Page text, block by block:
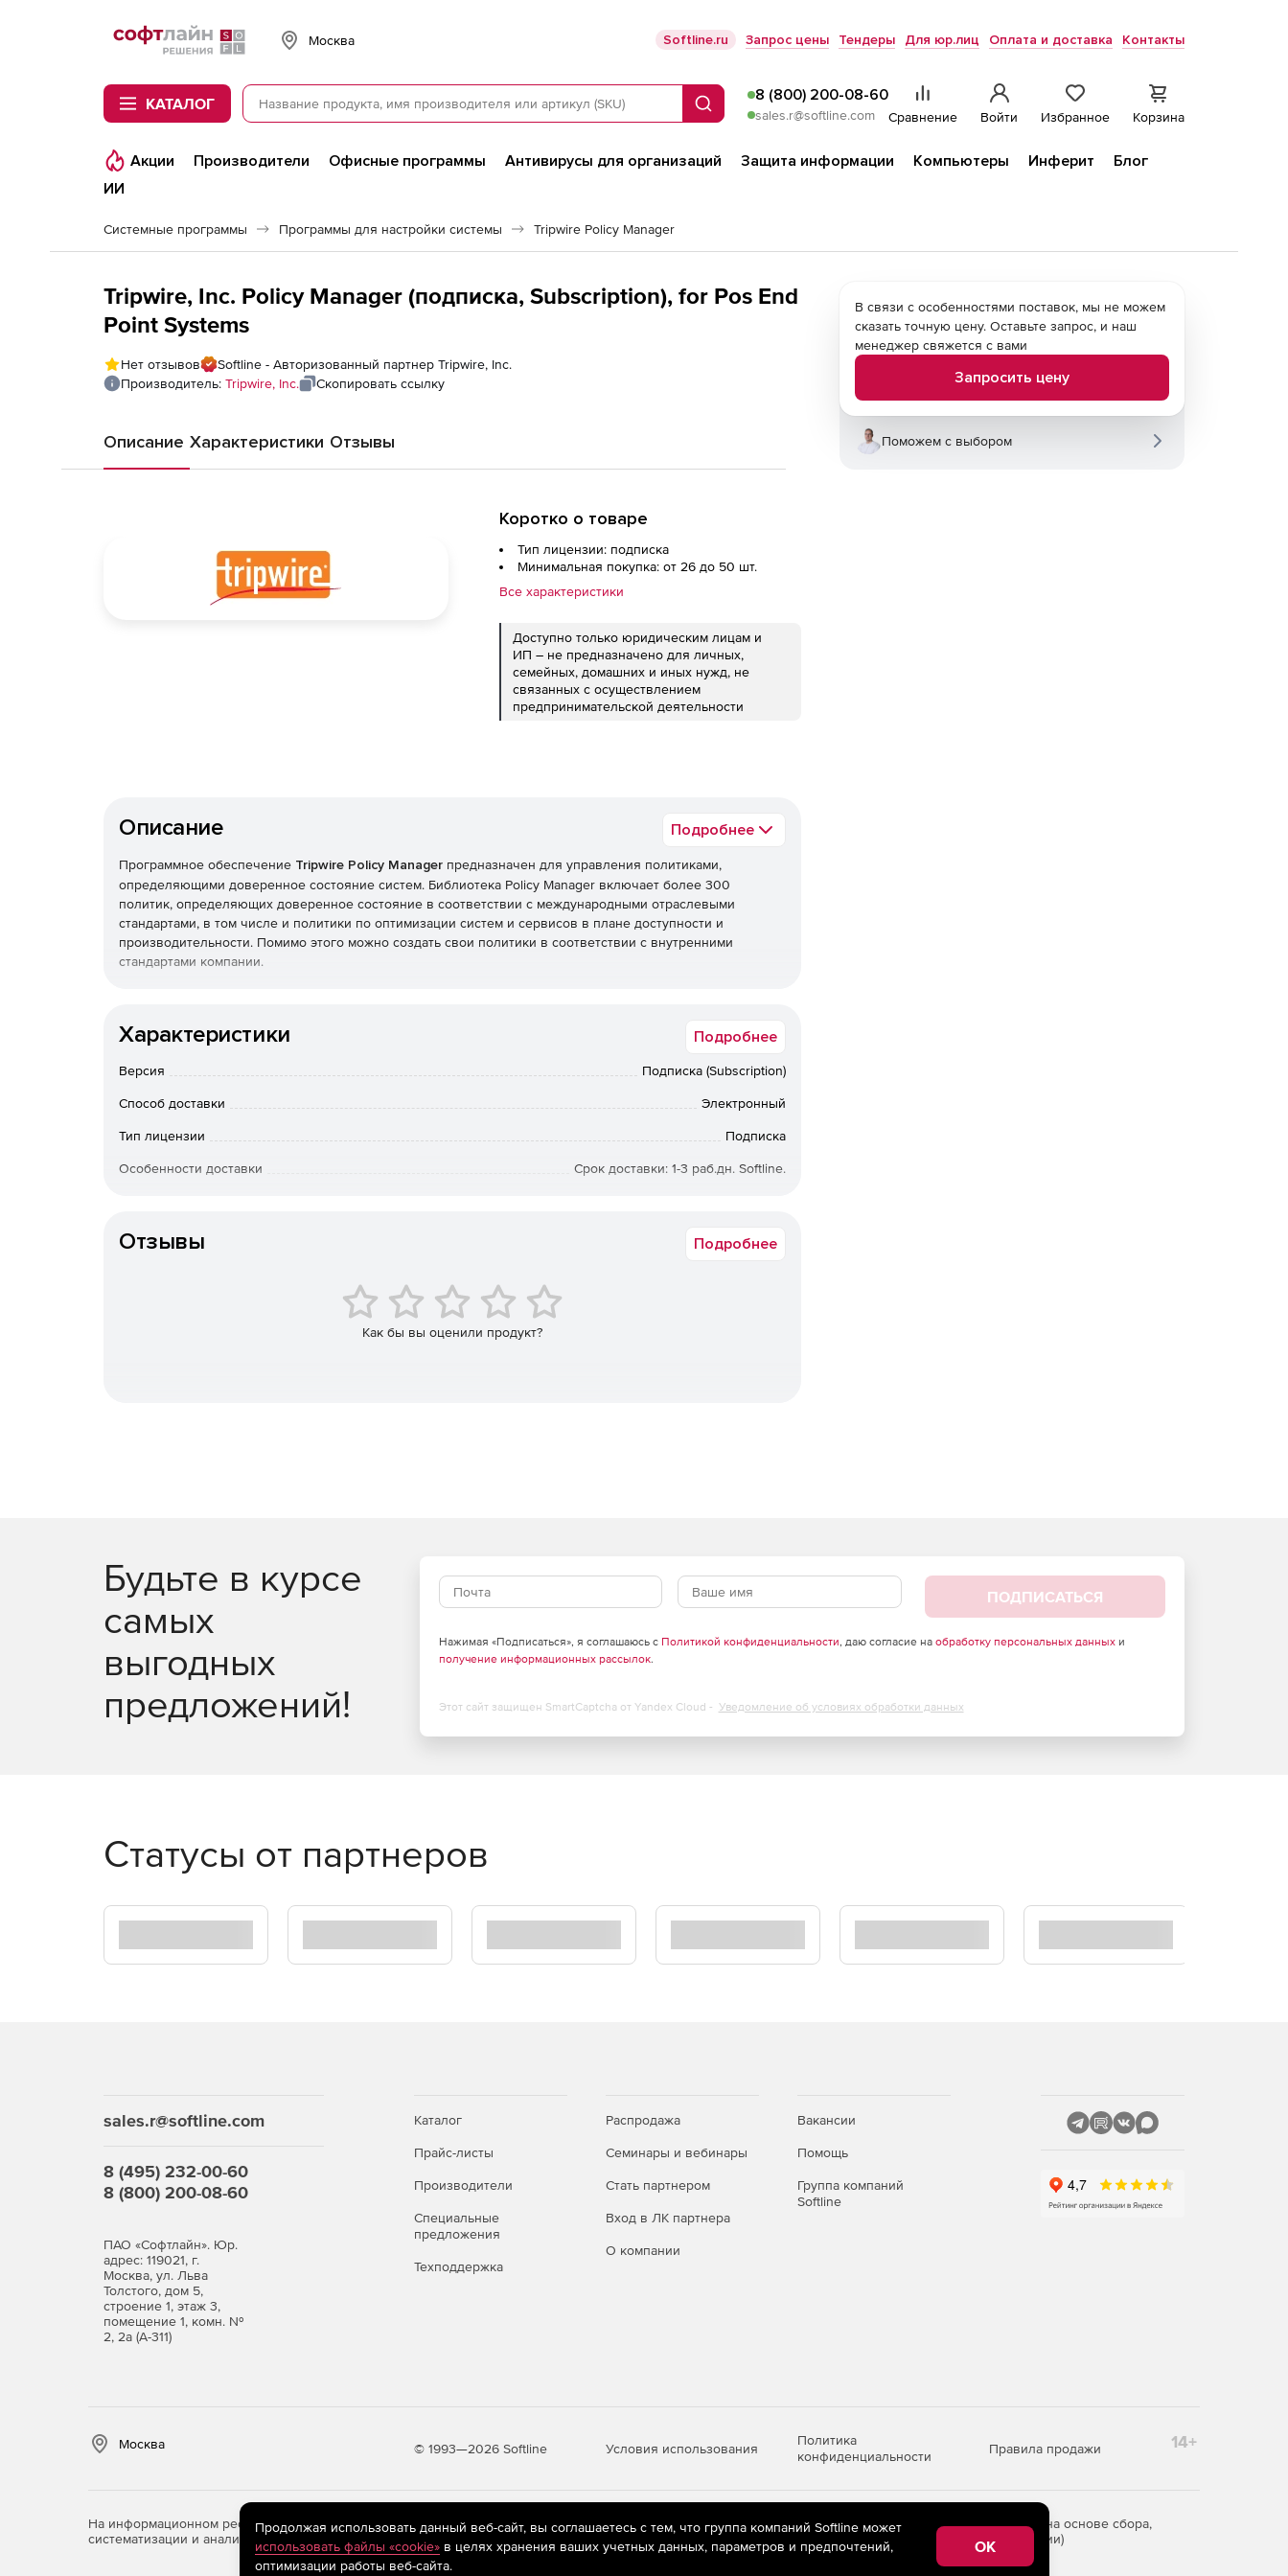
Softline
Москва Softline.ru Запрос цены Тендеры Для юр.лиц Оплата и доставка Контакты
КАТАЛОГ Поиск
8 (800) 200-08-60
sales.r@softline.com Сравнение Войти Избранное Корзина
Акции Производители Офисные программы Антивирусы для организаций Защита информации Компьютеры Инферит
Блог
ИИ
Системные программы Программы для настройки системы Tripwire Policy Manager
Tripwire, Inc. Policy Manager (подписка, Subscription), for Pos End
Point Systems
Нет отзывов
Softline - Авторизованный партнер Tripwire, Inc.
Производитель: Tripwire, Inc. Скопировать ссылку
Описание Характеристики Отзывы
Коротко о товаре
Тип лицензии: подписка
Минимальная покупка: от 26 до 50 шт.
Все характеристики
Доступно только юридическим лицам и
ИП – не предназначено для личных,
семейных, домашних и иных нужд, не
связанных с осуществлением
предпринимательской деятельности
Описание Подробнее
Программное обеспечение Tripwire Policy Manager предназначен для управления политиками,
определяющими доверенное состояние систем. Библиотека Policy Manager включает более 300
политик, определяющих доверенное состояние в соответствии с международными отраслевыми
стандартами, в том числе и политики по оптимизации систем и сервисов в плане доступности и
производительности. Помимо этого можно создать свои политики в соответствии с внутренними
стандартами компании.
Характеристики Подробнее
Версия Подписка (Subscription)
Способ доставки Электронный
Тип лицензии Подписка
Особенности доставки Срок доставки: 1-3 раб.дн. Softline.
Отзывы Подробнее
Как бы вы оценили продукт?
В связи с особенностями поставок, мы не можем
сказать точную цену. Оставьте запрос, и наш
менеджер свяжется с вами
Запросить цену
Поможем с выбором
Будьте в курсе
самых
выгодных
предложений!
ПОДПИСАТЬСЯ
Нажимая «Подписаться», я соглашаюсь с Политикой конфиденциальности, даю согласие на обработку персональных данныхи
получение информационных рассылок.
Этот сайт защищен SmartCaptcha от Yandex Cloud - Уведомление об условиях обработки данных
Статусы от партнеров
sales.r@softline.com
8 (495) 232-00-60
8 (800) 200-08-60
ПАО «Софтлайн». Юр.
адрес: 119021, г.
Москва, ул. Льва
Толстого, дом 5,
строение 1, этаж 3,
помещение 1, комн. №
2, 2а (А-311)
Каталог
Прайс-листы
Производители
Специальные
предложения
Техподдержка
Распродажа
Семинары и вебинары
Стать партнером
Вход в ЛК партнера
О компании
Вакансии
Помощь
Группа компаний
Softline
Москва © 1993—2026 Softline Условия использования
Политика
конфиденциальности
Правила продажи 14+
На информационном ресурсе store.softline.ru применяютсярекомендательные технологии(информационные технологии предоставления информации на основе сбора,
систематизации и анализа сведений, относящихся к предпочтениям пользователей сети «Интернет», находящихся на территории Российской Федерации)
Продолжая использовать данный веб-сайт, вы соглашаетесь с тем, что группа компаний Softline может
использовать файлы «cookie»в целях хранения ваших учетных данных, параметров и предпочтений,
оптимизации работы веб-сайта.
OK